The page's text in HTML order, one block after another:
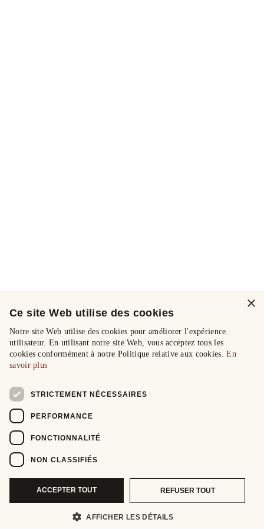
×
Ce site Web utilise des cookies
Notre site Web utilise des cookies pour améliorer l'expérience
utilisateur. En utilisant notre site Web, vous acceptez tous les
cookies conformément à notre Politique relative aux cookies.En
savoir plus
STRICTEMENT NÉCESSAIRES
PERFORMANCE
FONCTIONNALITÉ
NON CLASSIFIÉS
ACCEPTER TOUT REFUSER TOUT
AFFICHER LES DÉTAILS